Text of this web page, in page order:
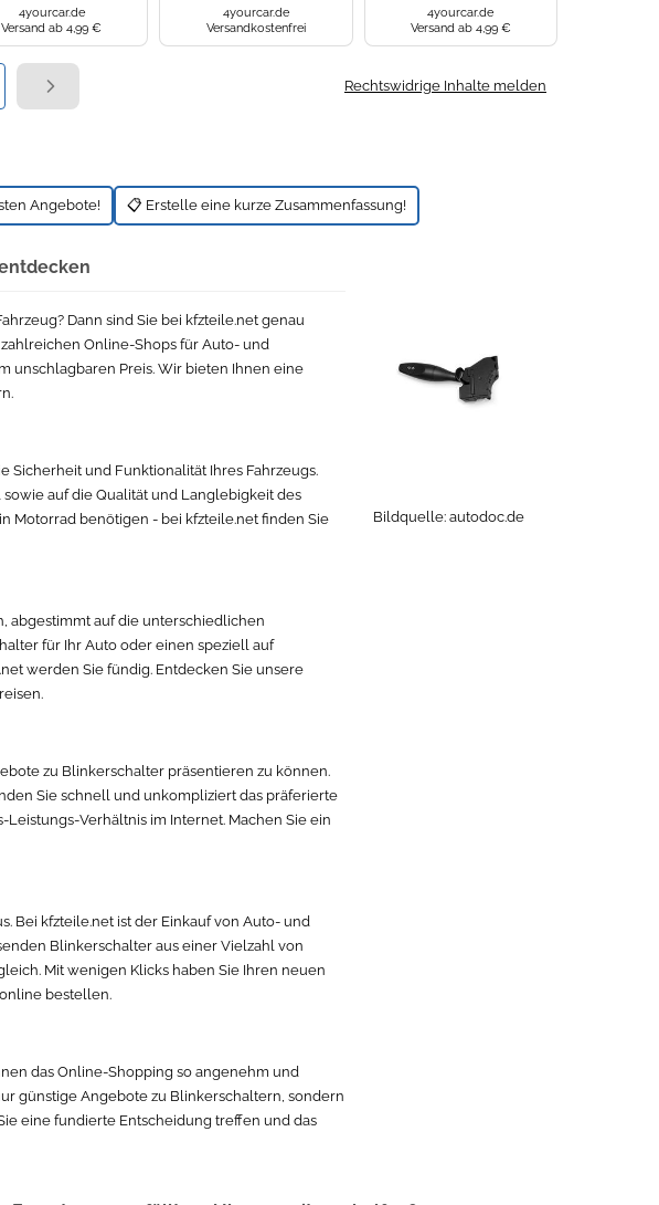
4yourcar.de
Versand ab 4,99 €
4yourcar.de
Versandkostenfrei
4yourcar.de
Versand ab 4,99 €
Rechtswidrige Inhalte melden
Angebote! 📋 Erstelle eine kurze Zusammenfassung!
Bildquelle: autodoc.de
Dann sind Sie bei kfzteile.net genau
Online-Shops für Auto- und
unschlagbaren Preis. Wir bieten Ihnen eine
Sicherheit und Funktionalität Ihres Fahrzeugs.
auf die Qualität und Langlebigkeit des
Motorrad benötigen - bei kfzteile.net finden Sie
abgestimmt auf die unterschiedlichen
für Ihr Auto oder einen speziell auf
werden Sie fündig. Entdecken Sie unsere
zu Blinkerschalter präsentieren zu können.
Sie schnell und unkompliziert das präferierte
Verhältnis im Internet. Machen Sie ein
Bei kfzteile.net ist der Einkauf von Auto- und
Blinkerschalter aus einer Vielzahl von
Mit wenigen Klicks haben Sie Ihren neuen
bestellen.
das Online-Shopping so angenehm und
günstige Angebote zu Blinkerschaltern, sondern
eine fundierte Entscheidung treffen und das